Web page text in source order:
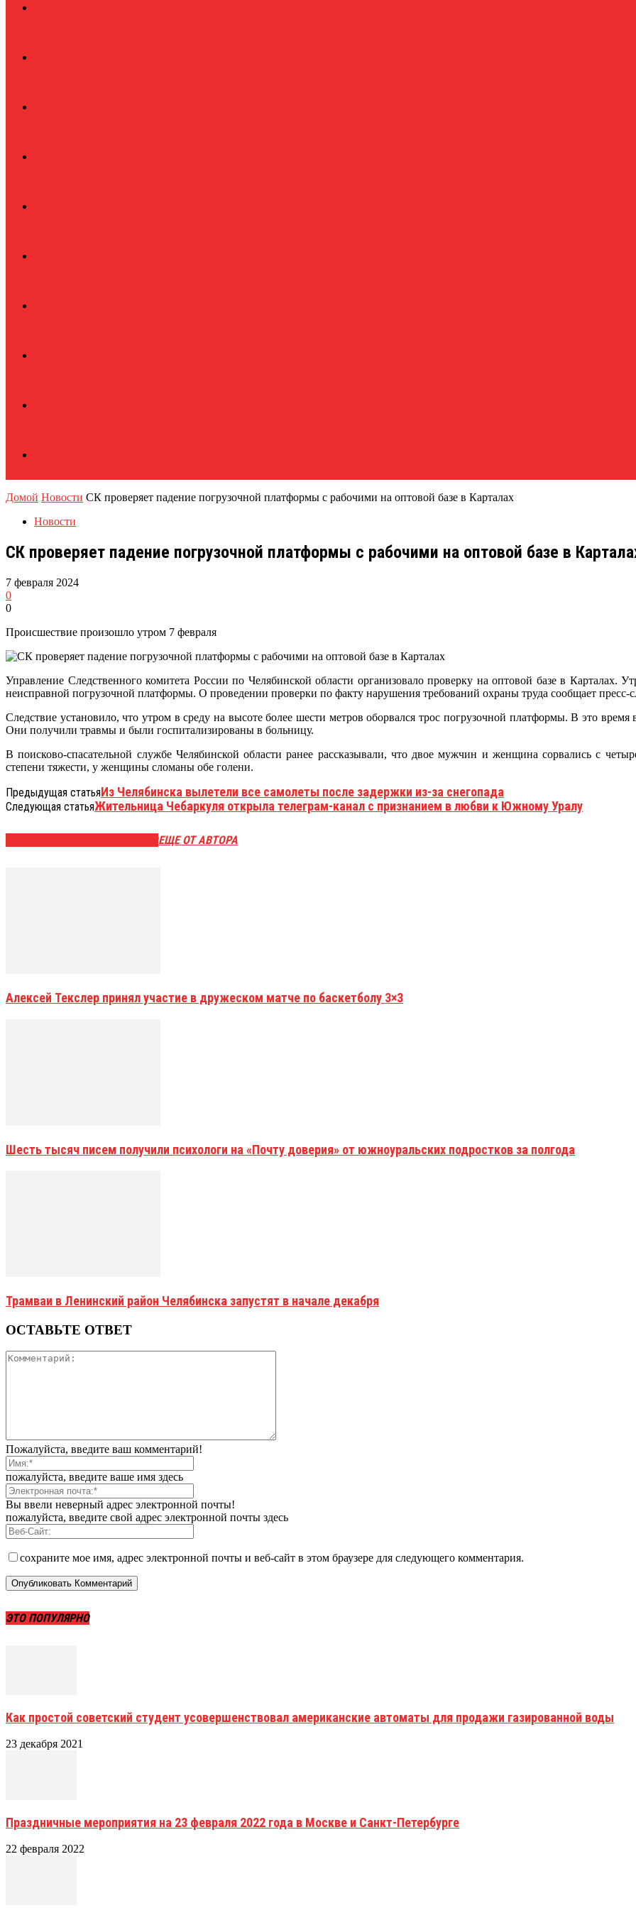
Домой Новости СК проверяет падение погрузочной платформы с рабочими на оптовой базе в Карталах
Новости
СК проверяет падение погрузочной платформы с рабочими на оптовой базе в
7 февраля 2024
0
0
Происшествие произошло утром 7 февраля
Управление Следственного комитета России по Челябинской области организовало проверку на оптовой базе в Карталах.
неисправной погрузочной платформы. О проведении проверки по факту нарушения требований охраны труда сообщает пресс-
Следствие установило, что утром в среду на высоте более шести метров оборвался трос погрузочной платформы. В это
Они получили травмы и были госпитализированы в больницу.
В поисково-спасательной службе Челябинской области ранее рассказывали, что двое мужчин и женщина сорвались с
степени тяжести, у женщины сломаны обе голени.
Предыдущая статьяИз Челябинска вылетели все самолеты после задержки из-за снегопада
Следующая статьяЖительница Чебаркуля открыла телеграм-канал с признанием в любви к Южному Уралу
ЕЩЕ ОТ АВТОРА
Алексей Текслер принял участие в дружеском матче по баскетболу 3×3
Шесть тысяч писем получили психологи на «Почту доверия» от южноуральских подростков за полгода
Трамваи в Ленинский район Челябинска запустят в начале декабря
ОСТАВЬТЕ ОТВЕТ
Пожалуйста, введите ваш комментарий!
пожалуйста, введите ваше имя здесь
Вы ввели неверный адрес электронной почты!
пожалуйста, введите свой адрес электронной почты здесь
сохраните мое имя, адрес электронной почты и веб-сайт в этом браузере для следующего комментария.
ЭТО ПОПУЛЯРНО
Как простой советский студент усовершенствовал американские автоматы для продажи газированной воды
23 декабря 2021
Праздничные мероприятия на 23 февраля 2022 года в Москве и Санкт-Петербурге
22 февраля 2022